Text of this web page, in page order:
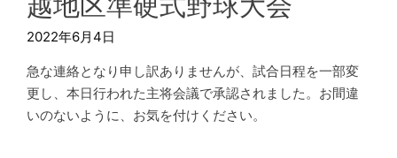
2022年6月4日
急な連絡となり申し訳ありませんが、試合日程を一部変
更し、本日行われた主将会議で承認されました。お間違
いのないように、お気を付けください。